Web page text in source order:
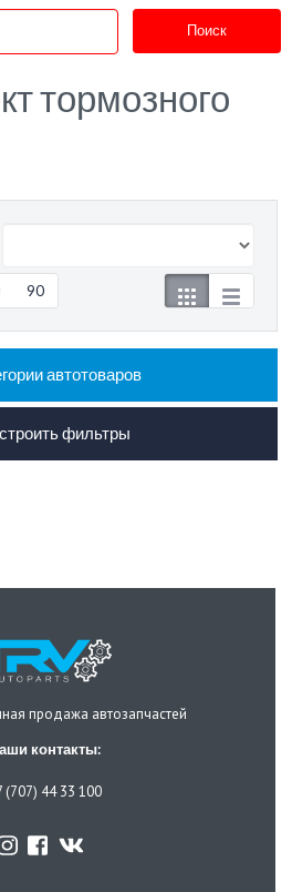
Поиск
тормозного
90
автотоваров
фильтры
продажа автозапчастей
контакты:
(707) 44 33 100